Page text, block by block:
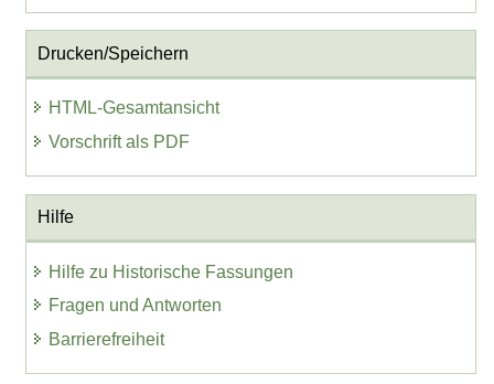
Drucken/Speichern
HTML-Gesamtansicht
Vorschrift als PDF
Hilfe
Hilfe zu Historische Fassungen
Fragen und Antworten
Barrierefreiheit